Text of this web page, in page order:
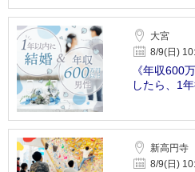
大宮
8/9(日)
《年収600
したら、1
新高円寺
8/9(日)